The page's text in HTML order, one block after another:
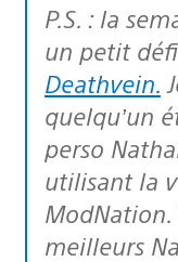
P.S. : la semaine dernière, j’ai lancé
un petit
Deathvein.
quelqu’un
perso
utilisant la
ModNation.
meilleurs